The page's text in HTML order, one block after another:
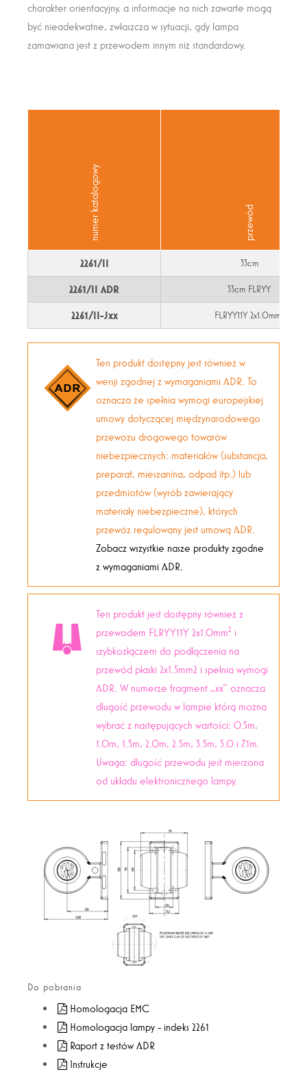
charakter orientacyjny, a informacje na nich zawarte mogą
być nieadekwatne, zwłaszcza w sytuacji, gdy lampa
zamawiana jest z przewodem innym niż standardowy.
numer katalogowy przewód
2261/II 33cm
2261/II ADR 33cm FLRYY
2261/II-Jxx FLRYY11Y 2x1.0mm
Ten produkt dostępny jest również w
wersji zgodnej z wymaganiami ADR. To
oznacza że spełnia wymogi europejskiej
umowy dotyczącej międzynarodowego
przewozu drogowego towarów
niebezpiecznych: materiałów (substancja,
preparat, mieszanina, odpad itp.) lub
przedmiotów (wyrób zawierający
materiały niebezpieczne), których
przewóz regulowany jest umową ADR.
Zobacz wszystkie nasze produkty zgodne
z wymaganiami ADR.
Ten produkt jest dostępny również z
przewodem FLRYY11Y 2x1.0mm2 i
szybkozłączem do podłączenia na
przewód płaski 2x1.5mm2 i spełnia wymogi
ADR. W numerze fragment „xx” oznacza
długość przewodu w lampie którą można
wybrać z następujących wartości: 0.5m,
1.0m, 1.5m, 2.0m, 2.5m, 3.5m, 5.0 i 7.1m.
Uwaga: długość przewodu jest mierzona
od układu elektronicznego lampy.
Do pobrania
Homologacja EMC
Homologacja lampy - indeks 2261
Raport z testów ADR
Instrukcje